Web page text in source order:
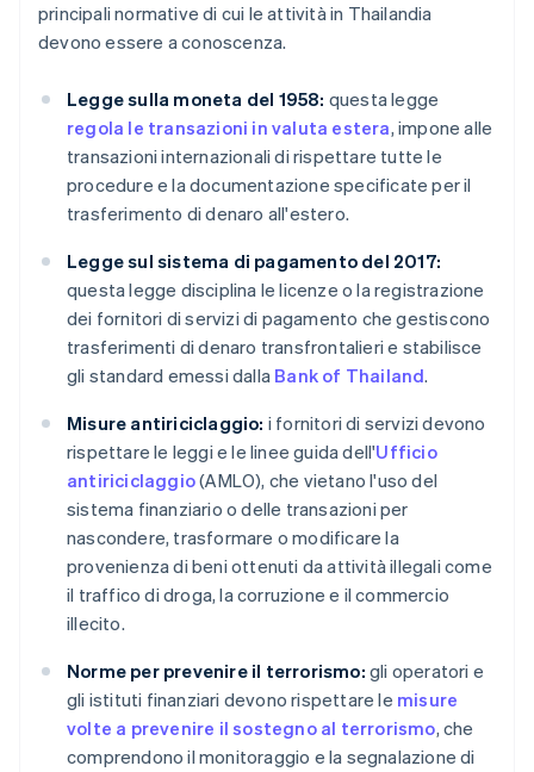
principali normative di cui le attività in Thailandia
devono essere a conoscenza.
Legge sulla moneta del 1958: questa legge
regola le transazioni in valuta estera, impone alle
transazioni internazionali di rispettare tutte le
procedure e la documentazione specificate per il
trasferimento di denaro all'estero.
Legge sul sistema di pagamento del 2017:
questa legge disciplina le licenze o la registrazione
dei fornitori di servizi di pagamento che gestiscono
trasferimenti di denaro transfrontalieri e stabilisce
gli standard emessi dalla Bank of Thailand.
Misure antiriciclaggio: i fornitori di servizi devono
rispettare le leggi e le linee guida dell'Ufficio
antiriciclaggio(AMLO), che vietano l'uso del
sistema finanziario o delle transazioni per
nascondere, trasformare o modificare la
provenienza di beni ottenuti da attività illegali come
il traffico di droga, la corruzione e il commercio
illecito.
Norme per prevenire il terrorismo: gli operatori e
gli istituti finanziari devono rispettare le misure
volte a prevenire il sostegno al terrorismo, che
comprendono il monitoraggio e la segnalazione di